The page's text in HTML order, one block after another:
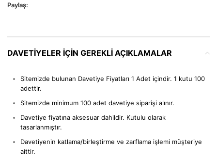
Paylaş:
DAVETIYELER IÇIN GEREKLI AÇIKLAMALAR
Sitemizde bulunan Davetiye Fiyatları 1 Adet içindir. 1 kutu 100
adettir.
Sitemizde minimum 100 adet davetiye siparişi alınır.
Davetiye fiyatına aksesuar dahildir. Kutulu olarak
tasarlanmıştır.
Davetiyenin katlama/birleştirme ve zarflama işlemi müşteriye
aittir.